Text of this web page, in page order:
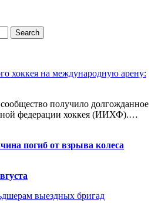
хоккея на международную арену:
получило долгожданное
федерации хоккея (ИИХФ).…
погиб от взрыва колеса
выездных бригад